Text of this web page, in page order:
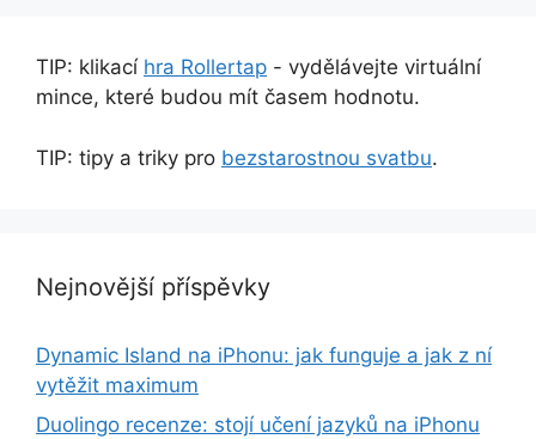
TIP: klikací hra Rollertap - vydělávejte virtuální
mince, které budou mít časem hodnotu.
TIP: tipy a triky pro bezstarostnou svatbu.
Nejnovější příspěvky
Dynamic Island na iPhonu: jak funguje a jak z ní
vytěžit maximum
Duolingo recenze: stojí učení jazyků na iPhonu